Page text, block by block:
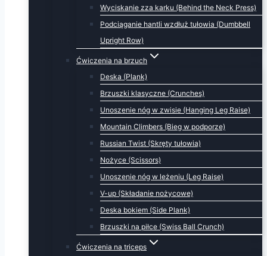
Wyciskanie zza karku (Behind the Neck Press)
Podciąganie hantli wzdłuż tułowia (Dumbbell
Upright Row)
Ćwiczenia na brzuch
Deska (Plank)
Brzuszki klasyczne (Crunches)
Unoszenie nóg w zwisie (Hanging Leg Raise)
Mountain Climbers (Bieg w podporze)
Russian Twist (Skręty tułowia)
Nożyce (Scissors)
Unoszenie nóg w leżeniu (Leg Raise)
V-up (Składanie nożycowe)
Deska bokiem (Side Plank)
Brzuszki na piłce (Swiss Ball Crunch)
Ćwiczenia na triceps